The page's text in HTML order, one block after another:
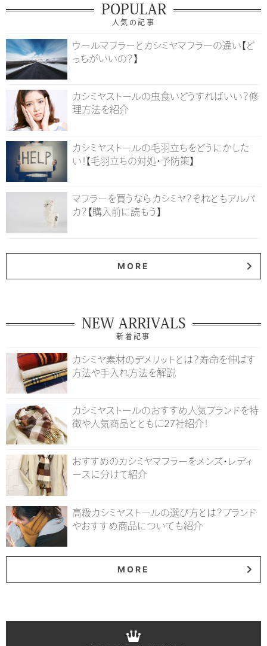
POPULAR
人気の記事
ウールマフラーとカシミヤマフラーの違い【ど
っちがいいの？】
カシミヤストールの虫食いどうすればいい？修
理方法を紹介
カシミヤストールの毛羽立ちをどうにかした
い！【毛羽立ちの対処・予防策】
マフラーを買うならカシミヤ？それともアルパ
カ？【購入前に読もう】
MORE
NEW ARRIVALS
新着記事
カシミヤ素材のデメリットとは？寿命を伸ばす
方法や手入れ方法を解説
カシミヤストールのおすすめ人気ブランドを特
徴や人気商品とともに27社紹介！
おすすめのカシミヤマフラーをメンズ・レディ
ースに分けて紹介
高級カシミヤストールの選び方とは？ブランド
やおすすめ商品についても紹介
MORE